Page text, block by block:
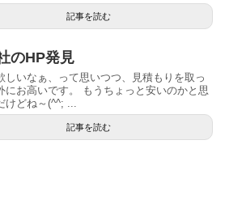
記事を読む
のHP発見
しいなぁ、って思いつつ、見積もりを取っ
にお高いです。 もうちょっと安いのかと思
けどね～(^^; ...
記事を読む